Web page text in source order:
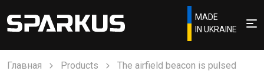
MADE
IN UKRAINE
Главная Products The airfield beacon is pulsed